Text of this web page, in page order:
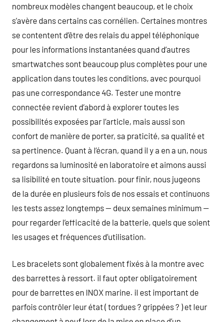
nombreux modèles changent beaucoup, et le choix
s’avère dans certains cas cornélien. Certaines montres
se contentent d’être des relais du appel téléphonique
pour les informations instantanées quand d’autres
smartwatches sont beaucoup plus complètes pour une
application dans toutes les conditions, avec pourquoi
pas une correspondance 4G. Tester une montre
connectée revient d’abord à explorer toutes les
possibilités exposées par l’article, mais aussi son
confort de manière de porter, sa praticité, sa qualité et
sa pertinence. Quant à l’écran, quand il y a en a un, nous
regardons sa luminosité en laboratoire et aimons aussi
sa lisibilité en toute situation. pour finir, nous jugeons
de la durée en plusieurs fois de nos essais et continuons
les tests assez longtemps — deux semaines minimum —
pour regarder l’efficacité de la batterie, quels que soient
les usages et fréquences d’utilisation.
Les bracelets sont globalement fixés à la montre avec
des barrettes à ressort. il faut opter obligatoirement
pour de barrettes en INOX marine. il est important de
parfois contrôler leur état ( tordues ? grippées ? ) et leur